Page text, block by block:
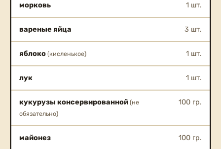
морковь 1 шт.
вареные яйца 3 шт.
яблоко (кисленькое) 1 шт.
лук 1 шт.
кукурузы консервированной (не
обязательно)
100 гр.
майонез 100 гр.